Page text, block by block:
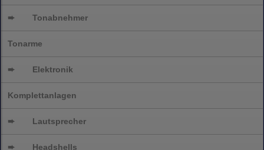
➨ Tonabnehmer
Tonarme
➨ Elektronik
Komplettanlagen
➨ Lautsprecher
➨ Headshells